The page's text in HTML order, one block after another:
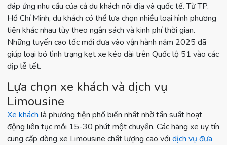
đáp ứng nhu cầu của cả du khách nội địa và quốc tế. Từ TP.
Hồ Chí Minh, du khách có thể lựa chọn nhiều loại hình phương
tiện khác nhau tùy theo ngân sách và kinh phí thời gian.
Những tuyến cao tốc mới đưa vào vận hành năm 2025 đã
giúp loại bỏ tình trạng kẹt xe kéo dài trên Quốc lộ 51 vào các
dịp lễ tết.
Lựa chọn xe khách và dịch vụ
Limousine
Xe khách là phương tiện phổ biến nhất nhờ tần suất hoạt
động liên tục mỗi 15-30 phút một chuyến. Các hãng xe uy tín
cung cấp dòng xe Limousine chất lượng cao với dịch vụ đưa